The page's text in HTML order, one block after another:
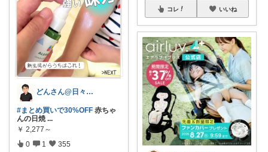
どんさん@日々の生活に彩りを
#まとめ買いで30%OFF 赤ちゃ
んの日焼 ...
￥ 2,277～
0 1 355
コレ いいね